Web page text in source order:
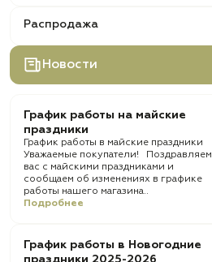
Распродажа
Новости
График работы на майские
праздники
График работы в майские праздники
Уважаемые покупатели! Поздравляем
вас с майскими праздниками и
сообщаем об изменениях в графике
работы нашего магазина..
Подробнее
График работы в Новогодние
праздники 2025-2026